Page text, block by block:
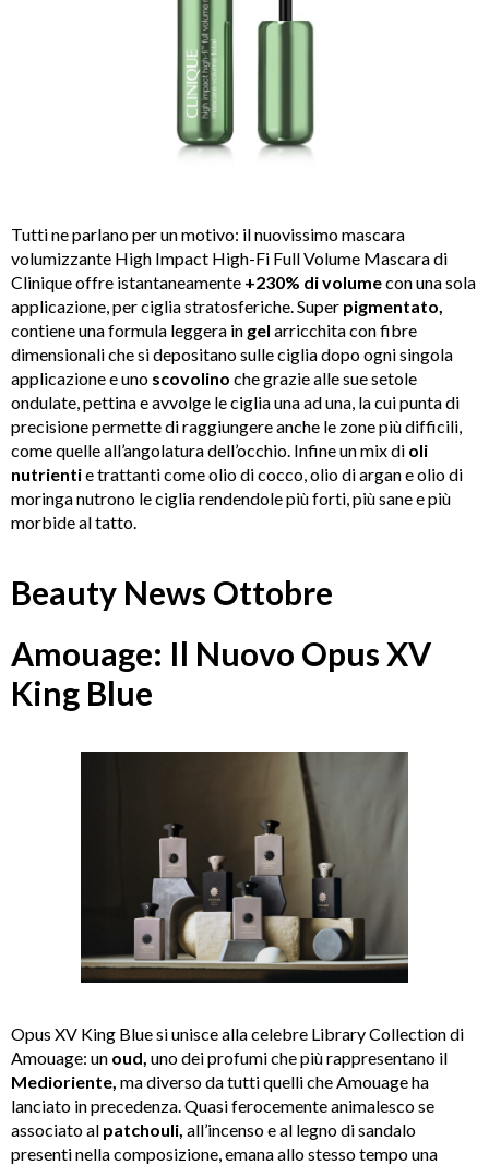
Tutti ne parlano per un motivo: il nuovissimo mascara
volumizzante High Impact High-Fi Full Volume Mascara di
Clinique offre istantaneamente +230% di volumecon una sola
applicazione, per ciglia stratosferiche. Super pigmentato,
contiene una formula leggera in gel arricchita con fibre
dimensionali che si depositano sulle ciglia dopo ogni singola
applicazione e uno scovolino che grazie alle sue setole
ondulate, pettina e avvolge le ciglia una ad una, la cui punta di
precisione permette di raggiungere anche le zone più difficili,
come quelle all’angolatura dell’occhio. Infine un mix di oli
nutrientie trattanti come olio di cocco, olio di argan e olio di
moringa nutrono le ciglia rendendole più forti, più sane e più
morbide al tatto.
Beauty News Ottobre
Amouage: Il Nuovo Opus XV
King Blue
Opus XV King Blue si unisce alla celebre Library Collection di
Amouage: un oud, uno dei profumi che più rappresentano il
Medioriente, ma diverso da tutti quelli che Amouage ha
lanciato in precedenza. Quasi ferocemente animalesco se
associato al patchouli, all’incenso e al legno di sandalo
presenti nella composizione, emana allo stesso tempo una